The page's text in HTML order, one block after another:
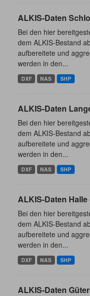
ALKIS-Daten
Bei den hier
dem ALKIS-Bestand
aufbereitete und
werden in den...
DXF NAS SHP
ALKIS-Daten
Bei den hier
dem ALKIS-Bestand
aufbereitete und
werden in den...
DXF NAS SHP
ALKIS-Daten Halle
Bei den hier
dem ALKIS-Bestand
aufbereitete und
werden in den...
DXF NAS SHP
ALKIS-Daten